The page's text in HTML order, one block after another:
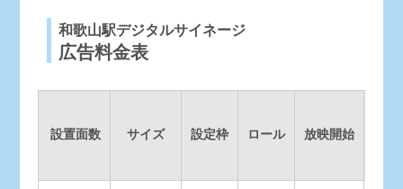
和歌山駅デジタルサイネージ
広告料金表
設置面数 サイズ 設定枠 ロール 放映開始